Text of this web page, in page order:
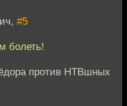
#5
болеть!
против НТВшных